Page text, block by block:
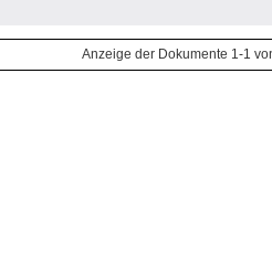
Anzeige der Dokumente 1-1